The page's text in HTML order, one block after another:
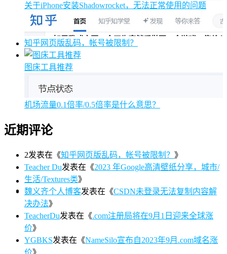
关于iPhone安装Shadowrocket，无法正常使用的问题
知乎网页版乱码，帐号被限制？
图床工具推荐
机场流量0.1倍率/0.5倍率是什么意思？
近期评论
2发表在《知乎网页版乱码，帐号被限制？ 》
Teacher Du发表在《2023 年Google高清壁纸分享，城市/
生活/Textures类》
魏义齐个人博客发表在《CSDN未登录无法复制内容解
决办法》
TeacherDu发表在《.com注册局将在9月1日迎来全球涨
价》
YGBKS发表在《NameSilo宣布自2023年9月.com域名涨
价》